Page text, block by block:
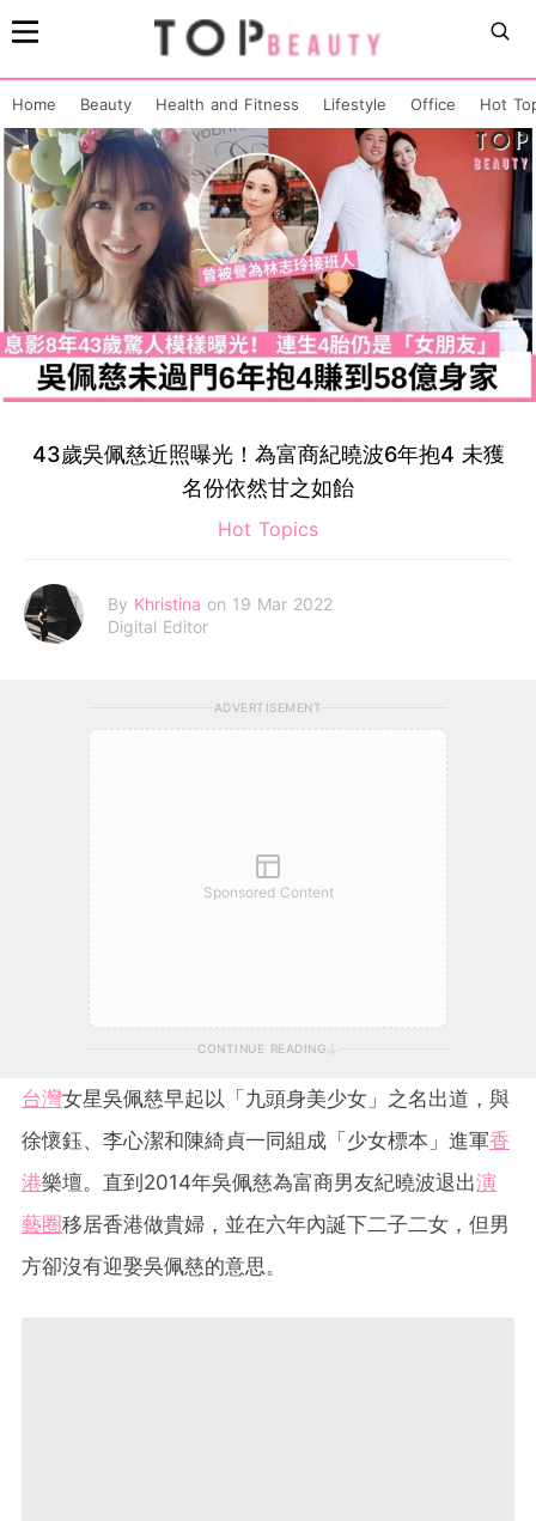
Home Beauty Health and Fitness Lifestyle Office Hot
43歲吳佩慈近照曝光！為富商紀曉波6年抱4 未獲
名份依然甘之如飴
Hot Topics
By Khristina on 19 Mar 2022
Digital Editor
ADVERTISEMENT
Sponsored Content
CONTINUE READING
台灣女星吳佩慈早起以「九頭身美少女」之名出道，與
徐懷鈺、李心潔和陳綺貞一同組成「少女標本」進軍香
港樂壇。直到2014年吳佩慈為富商男友紀曉波退出演
藝圈移居香港做貴婦，並在六年內誕下二子二女，但男
方卻沒有迎娶吳佩慈的意思。